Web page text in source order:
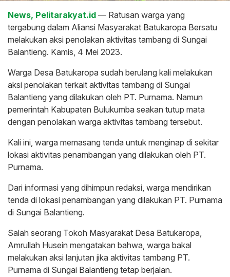
News, Pelitarakyat.id — Ratusan warga yang
tergabung dalam Aliansi Masyarakat Batukaropa Bersatu
melakukan aksi penolakan aktivitas tambang di Sungai
Balantieng. Kamis, 4 Mei 2023.
Warga Desa Batukaropa sudah berulang kali melakukan
aksi penolakan terkait aktivitas tambang di Sungai
Balantieng yang dilakukan oleh PT. Purnama. Namun
pemerintah Kabupaten Bulukumba seakan tutup mata
dengan penolakan warga aktivitas tambang tersebut.
Kali ini, warga memasang tenda untuk menginap di sekitar
lokasi aktivitas penambangan yang dilakukan oleh PT.
Purnama.
Dari informasi yang dihimpun redaksi, warga mendirikan
tenda di lokasi penambangan yang dilakukan PT. Purnama
di Sungai Balantieng.
Salah seorang Tokoh Masyarakat Desa Batukaropa,
Amrullah Husein mengatakan bahwa, warga bakal
melakukan aksi lanjutan jika aktivitas tambang PT.
Purnama di Sungai Balantieng tetap berjalan.